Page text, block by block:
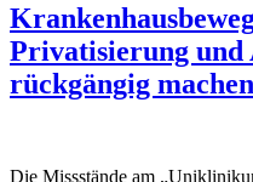
Privatisierung und
rückgängig
Die Missstände am